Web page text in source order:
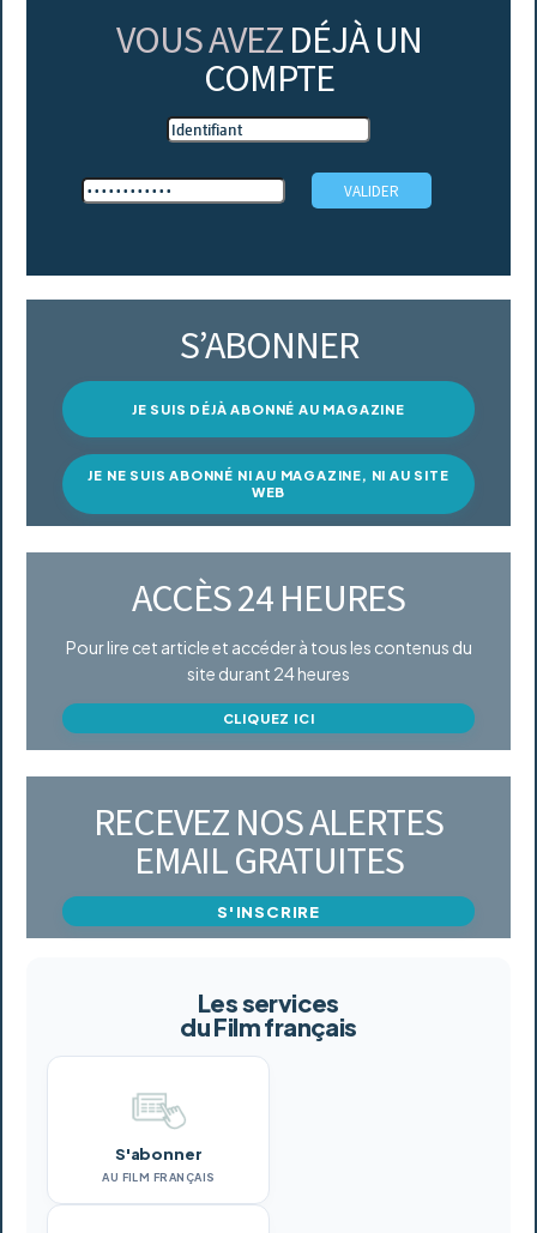
VOUS AVEZ DÉJÀ UN
COMPTE
S’ABONNER
JE SUIS DÉJÀ ABONNÉ AU MAGAZINE
JE NE SUIS ABONNÉ NI AU MAGAZINE, NI AU SITE
WEB
ACCÈS 24 HEURES
Pour lire cet article et accéder à tous les contenus du
site durant 24 heures
CLIQUEZ ICI
RECEVEZ NOS ALERTES
EMAIL GRATUITES
S'INSCRIRE
Les services
du Film français
S'abonner
AU FILM FRANÇAIS